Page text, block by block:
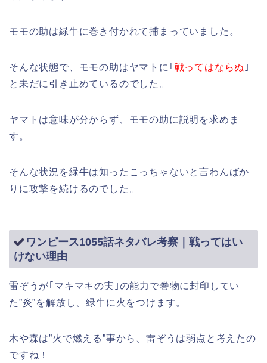
モモの助は緑牛に巻き付かれて捕まっていました。
そんな状態で、モモの助はヤマトに｢ 戦ってはならぬ ｣
と未だに引き止めているのでした。
ヤマトは意味が分からず、モモの助に説明を求めま
す。
そんな状況を緑牛は知ったこっちゃないと言わんばか
りに攻撃を続けるのでした。
ワンピース1055話ネタバレ考察｜戦ってはい
けない理由
雷ぞうが｢マキマキの実｣の能力で巻物に封印してい
た”炎”を解放し、緑牛に火をつけます。
木や森は”火で燃える”事から、雷ぞうは弱点と考えたの
ですね！